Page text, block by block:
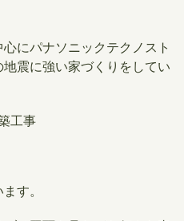
にパナソニックテクノスト
震に強い家づくりをしてい
工事
す。